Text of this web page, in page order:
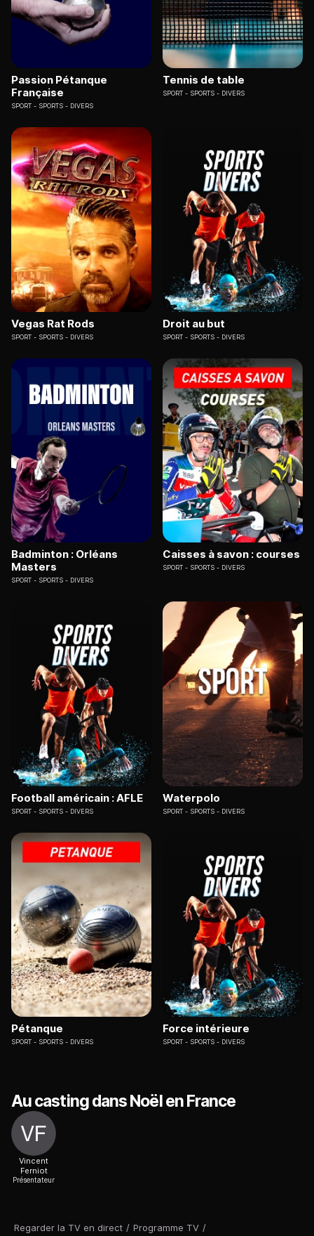
Regarder la TV en direct / Programme TV /
Passion Pétanque
Française
SPORT SPORTS - DIVERS
Tennis de table
SPORT SPORTS - DIVERS
Vegas Rat Rods
SPORT SPORTS - DIVERS
Droit au but
SPORT SPORTS - DIVERS
Badminton : Orléans
Masters
SPORT SPORTS - DIVERS
Caisses à savon : courses
SPORT SPORTS - DIVERS
Football américain : AFLE
SPORT SPORTS - DIVERS
Waterpolo
SPORT SPORTS - DIVERS
Pétanque
SPORT SPORTS - DIVERS
Force intérieure
SPORT SPORTS - DIVERS
Au casting dans Noël en France
Vincent
Ferniot
Présentateur